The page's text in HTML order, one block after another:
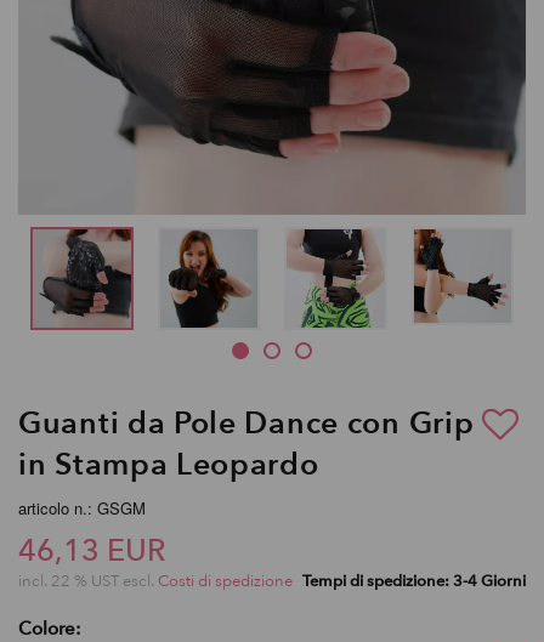
Guanti da Pole Dance con Grip
in Stampa Leopardo
articolo n.: GSGM
46,13 EUR
incl. 22 % UST escl. Costi di spedizione Tempi di spedizione: 3-4 Giorni
Colore: